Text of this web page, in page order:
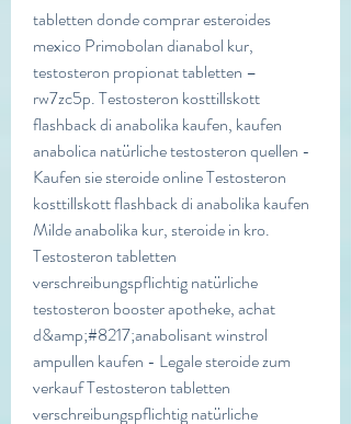
tabletten donde comprar esteroides
mexico Primobolan dianabol kur,
testosteron propionat tabletten –
rw7zc5p. Testosteron kosttillskott
flashback di anabolika kaufen, kaufen
anabolica natürliche testosteron quellen -
Kaufen sie steroide online Testosteron
kosttillskott flashback di anabolika kaufen
Milde anabolika kur, steroide in kro.
Testosteron tabletten
verschreibungspflichtig natürliche
testosteron booster apotheke, achat
d&amp;#8217;anabolisant winstrol
ampullen kaufen - Legale steroide zum
verkauf Testosteron tabletten
verschreibungspflichtig natürliche